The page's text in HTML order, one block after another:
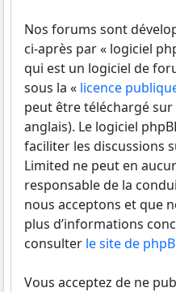
Nos forums sont
ci-après par « logiciel
qui est un logiciel de
sous la « licence
peut être téléchargé sur
anglais). Le logiciel
faciliter les discussions
Limited ne peut en
responsable de la
nous acceptons et que
plus d’informations
consulter le site de
Vous acceptez de ne